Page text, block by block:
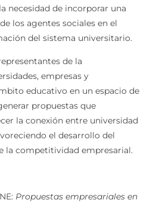
necesidad de incorporar una
los agentes sociales en el
del sistema universitario.
de la
empresas y
educativo en un espacio de
propuestas que
la conexión entre universidad
el desarrollo del
la competitividad empresarial.
Propuestas empresariales en